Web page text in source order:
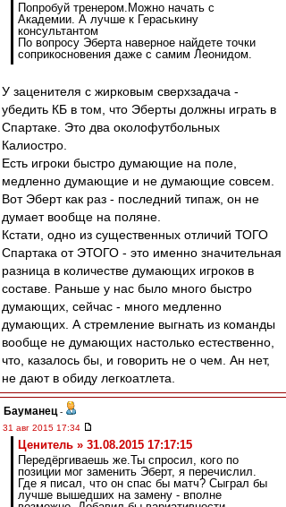
Попробуй тренером.Можно начать с
Академии. А лучше к Гераськину
консультантом
По вопросу Эберта наверное найдете точки
соприкосновения даже с самим Леонидом.
У заценителя с жирковым сверхзадача -
убедить КБ в том, что Эберты должны играть в
Спартаке. Это два околофутбольных
Калиостро.
Есть игроки быстро думающие на поле,
медленно думающие и не думающие совсем.
Вот Эберт как раз - последний типаж, он не
думает вообще на поляне.
Кстати, одно из существенных отличий ТОГО
Спартака от ЭТОГО - это именно значительная
разница в количестве думающих игроков в
составе. Раньше у нас было много быстро
думающих, сейчас - много медленно
думающих. А стремление выгнать из команды
вообще не думающих настолько естественно,
что, казалось бы, и говорить не о чем. Ан нет,
не дают в обиду легкоатлета.
Бауманец -
31 авг 2015 17:34
Ценитель » 31.08.2015 17:17:15
Передёргиваешь же.Ты спросил, кого по
позиции мог заменить Эберт, я перечислил.
Где я писал, что он спас бы матч? Сыграл бы
лучше вышедших на замену - вполне